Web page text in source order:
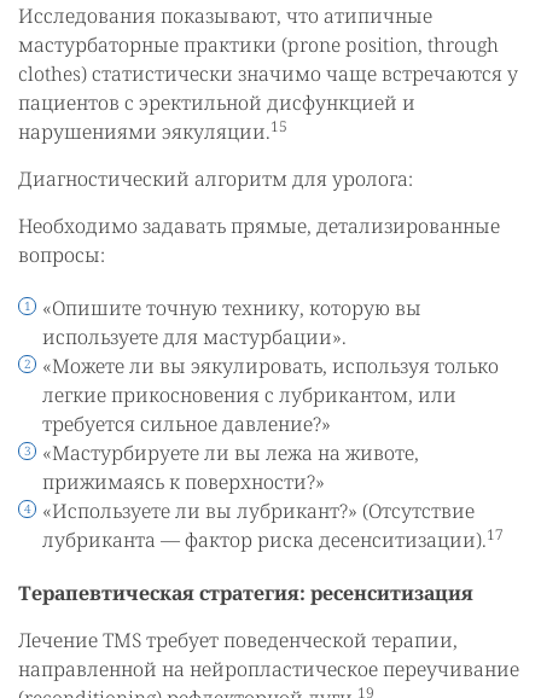
Исследования показывают, что атипичные
мастурбаторные практики (prone position, through
clothes) статистически значимо чаще встречаются у
пациентов с эректильной дисфункцией и
нарушениями эякуляции.15
Диагностический алгоритм для уролога:
Необходимо задавать прямые, детализированные
вопросы:
«Опишите точную технику, которую вы
используете для мастурбации».
«Можете ли вы эякулировать, используя только
легкие прикосновения с лубрикантом, или
требуется сильное давление?»
«Мастурбируете ли вы лежа на животе,
прижимаясь к поверхности?»
«Используете ли вы лубрикант?» (Отсутствие
лубриканта — фактор риска десенситизации).17
Терапевтическая стратегия: ресенситизация
Лечение TMS требует поведенческой терапии,
направленной на нейропластическое переучивание
19